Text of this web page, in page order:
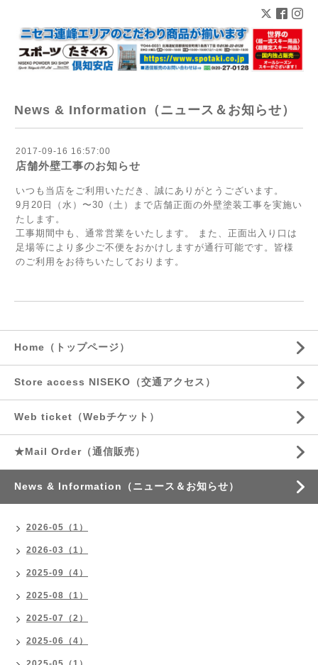
News & Information（ニュース＆お知らせ）
2017-09-16 16:57:00
店舗外壁工事のお知らせ
いつも当店をご利用いただき、誠にありがとうございます。
9月20日（水）〜30（土）まで店舗正面の外壁塗装工事を実施い
たします。
工事期間中も、通常営業をいたします。 また、正面出入り口は
足場等により多少ご不便をおかけしますが通行可能です。皆様
のご利用をお待ちいたしております。
Home（トップページ）
Store access NISEKO（交通アクセス）
Web ticket（Webチケット）
★Mail Order（通信販売）
News & Information（ニュース＆お知らせ）
2026-05（1）
2026-03（1）
2025-09（4）
2025-08（1）
2025-07（2）
2025-06（4）